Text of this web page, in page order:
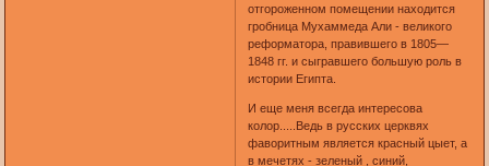
отгороженном помещении находится
гробница Мухаммеда Али - великого
реформатора, правившего в 1805—
1848 гг. и сыгравшего большую роль в
истории Египта.
И еще меня всегда интересова
колор.....Ведь в русских церквях
фаворитным является красный цыет, а
в мечетях - зеленый , синий,